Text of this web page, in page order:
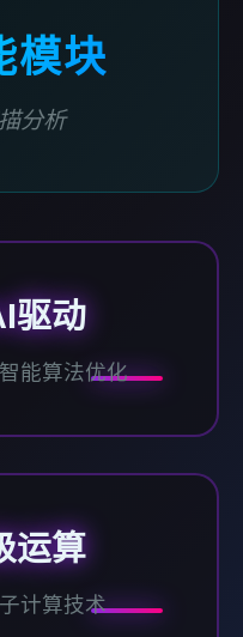
模块
分析
驱动
能算法优化
运算
计算技术